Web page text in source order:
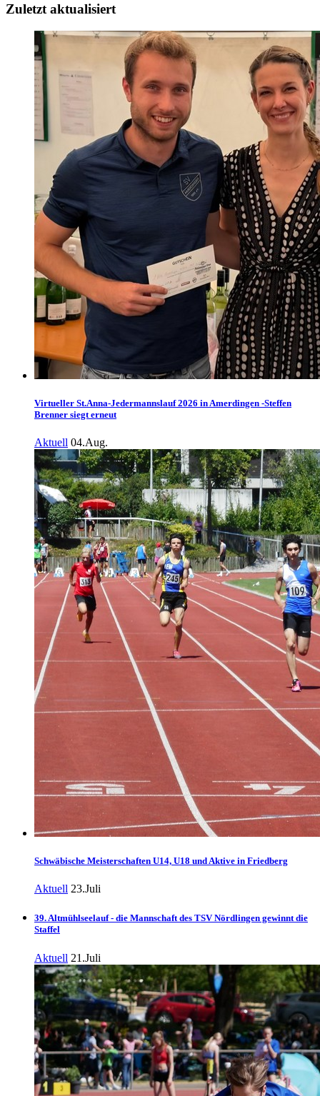
Zuletzt aktualisiert
Virtueller St.Anna-Jedermannslauf 2026 in Amerdingen -Steffen
Brenner siegt erneut
Aktuell 04.Aug.
Schwäbische Meisterschaften U14, U18 und Aktive in Friedberg
Aktuell 23.Juli
39. Altmühlseelauf - die Mannschaft des TSV Nördlingen gewinnt die
Staffel
Aktuell 21.Juli